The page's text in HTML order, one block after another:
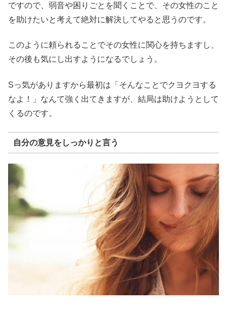
ですので、弱音や困りごとを聞くことで、その女性のこと
を助けたいと考えて絶対に解決してやると思うのです。
このように頼られることでその女性に関心を持ちますし、
その後も気にし出すようになるでしょう。
Sっ気がありますから最初は「そんなことでクヨクヨする
なよ！」なんて強く出てきますが、結局は助けようとして
くるのです。
自分の意見をしっかりと言う